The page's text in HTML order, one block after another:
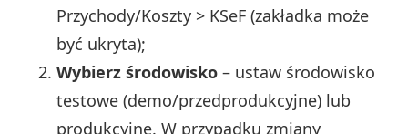
Przychody/Koszty > KSeF (zakładka może
być ukryta);
Wybierz środowisko – ustaw środowisko
testowe (demo/przedprodukcyjne) lub
produkcyjne. W przypadku zmiany